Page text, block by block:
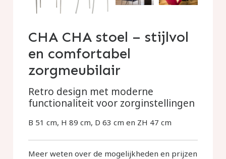
CHA CHA stoel – stijlvol
en comfortabel
zorgmeubilair
Retro design met moderne
functionaliteit voor zorginstellingen
B 51 cm, H 89 cm, D 63 cm en ZH 47 cm
Meer weten over de mogelijkheden en prijzen